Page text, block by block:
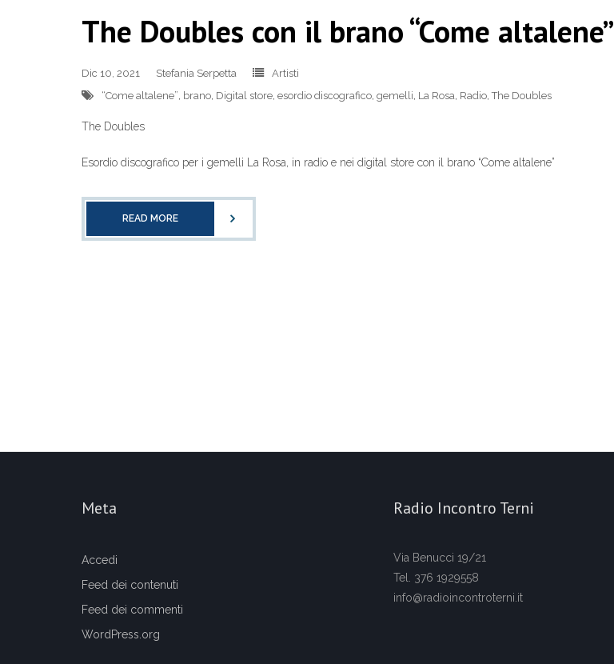
The Doubles con il brano “Come altalene”
Dic 10, 2021 Stefania Serpetta
Artisti
“Come altalene”, brano, Digital store, esordio discografico, gemelli, La Rosa, Radio,The Doubles
The Doubles
Esordio discografico per i gemelli La Rosa, in radio e nei digital store con il brano “Come altalene”
READ MORE
Meta
Accedi
Feed dei contenuti
Feed dei commenti
WordPress.org
Radio Incontro Terni
Via Benucci 19/21
Tel. 376 1929558
info@radioincontroterni.it